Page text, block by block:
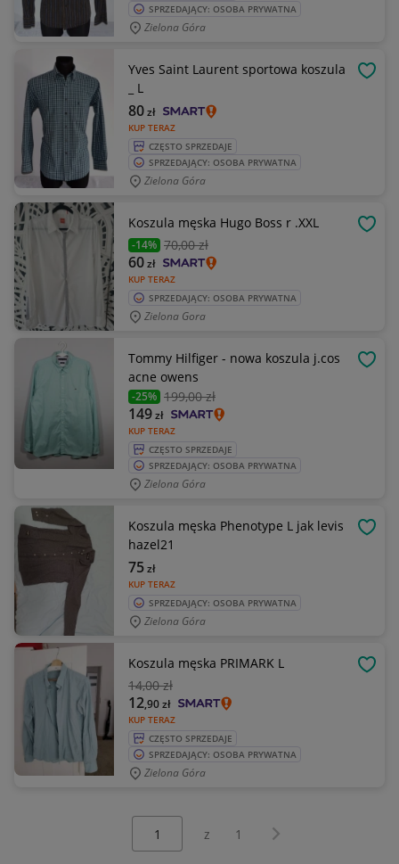
SPRZEDAJĄCY: OSOBA PRYWATNA
Zielona Góra
Yves Saint Laurent sportowa koszula
_ L
KUP TERAZ
80zł
CZĘSTO SPRZEDAJE
SPRZEDAJĄCY: OSOBA PRYWATNA
Zielona Góra
Koszula męska Hugo Boss r .XXL
-14% 70,00 zł
KUP TERAZ
60zł
SPRZEDAJĄCY: OSOBA PRYWATNA
Zielona Gora
Tommy Hilfiger - nowa koszula j.cos
acne owens
-25% 199,00 zł
KUP TERAZ
149zł
CZĘSTO SPRZEDAJE
SPRZEDAJĄCY: OSOBA PRYWATNA
Zielona Góra
Koszula męska Phenotype L jak levis
hazel21
KUP TERAZ
75zł
SPRZEDAJĄCY: OSOBA PRYWATNA
Zielona Góra
Koszula męska PRIMARK L
14,00 zł
KUP TERAZ
12,90zł
CZĘSTO SPRZEDAJE
SPRZEDAJĄCY: OSOBA PRYWATNA
Zielona Góra
z 1 Następna strona